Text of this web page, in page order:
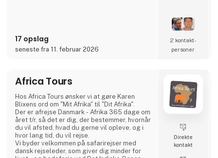
sted - ”sjælen” skal være med
• Gode busser - lokale chauffører som vi
17 opslag
seneste fra 11. februar 2026
2 kontakt­
personer
Africa Tours
Hos Africa Tours ønsker vi at gøre Karen
Blixens ord om "Mit Afrika" til "Dit Afrika".
Der er afrejse Danmark - Afrika 365 dage om
året t/r, så det er dig, der bestemmer, hvornår
du vil afsted, hvad du gerne vil opleve, og i
hvor lang tid, du vil rejse.
Vi byder velkommen på safarirejser med
dansk rejseleder, som giver dig minder for
Direkte
kontakt